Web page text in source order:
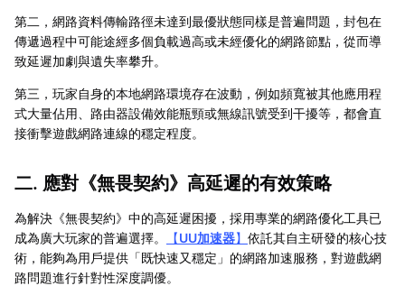
第二，網路資料傳輸路徑未達到最優狀態同樣是普遍問題，封包在
傳遞過程中可能途經多個負載過高或未經優化的網路節點，從而導
致延遲加劇與遺失率攀升。
第三，玩家自身的本地網路環境存在波動，例如頻寬被其他應用程
式大量佔用、路由器設備效能瓶頸或無線訊號受到干擾等，都會直
接衝擊遊戲網路連線的穩定程度。
二. 應對《無畏契約》高延遲的有效策略
為解決《無畏契約》中的高延遲困擾，採用專業的網路優化工具已
成為廣大玩家的普遍選擇。
【UU加速器】 依託其自主研發的核心技
術，能夠為用戶提供「既快速又穩定」的網路加速服務，對遊戲網
路問題進行針對性深度調優。